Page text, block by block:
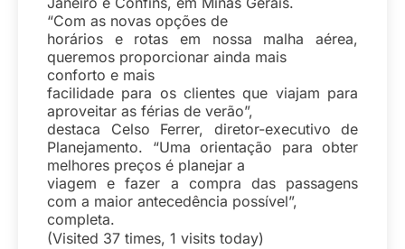
“Com as novas opções de
horários e rotas em nossa malha aérea,
queremos proporcionar ainda mais
conforto e mais
facilidade para os clientes que viajam para
aproveitar as férias de verão”,
destaca Celso Ferrer, diretor-executivo de
Planejamento. “Uma orientação para obter
melhores preços é planejar a
viagem e fazer a compra das passagens
com a maior antecedência possível”,
completa.
(Visited 37 times, 1 visits today)